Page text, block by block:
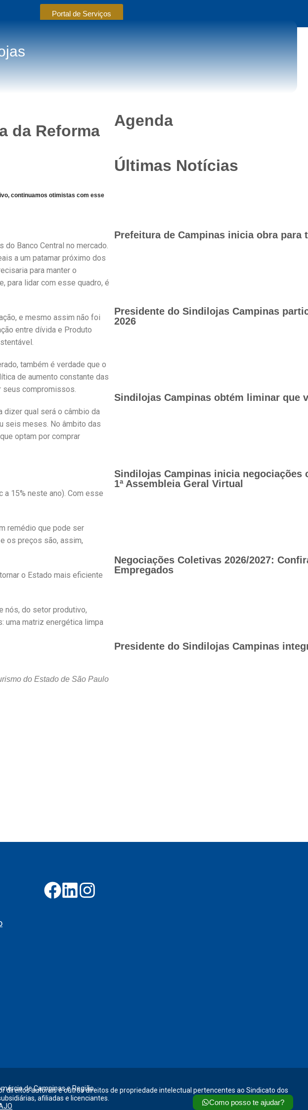
Portal de Serviços
Como posso te ajudar?
da Reforma
continuamos otimistas com esse
Banco Central no mercado.
a um patamar próximo dos
para manter o
para lidar com esse quadro, é
e mesmo assim não foi
entre dívida e Produto
também é verdade que o
de aumento constante das
seus compromissos.
dizer qual será o câmbio da
seis meses. No âmbito das
optam por comprar
a 15% neste ano). Com esse
remédio que pode ser
os preços são, assim,
o Estado mais eficiente
nós, do setor produtivo,
uma matriz energética limpa
do Estado de São Paulo
Agenda
Últimas Notícias
Prefeitura de Campinas inicia obra para
Presidente do Sindilojas Campinas
2026
Sindilojas Campinas obtém liminar que
Sindilojas Campinas inicia negociações
1ª Assembleia Geral Virtual
Negociações Coletivas 2026/2027:
Empregados
Presidente do Sindilojas Campinas
de Campinas e Região.
direitos autorais e outros direitos de propriedade intelectual pertencentes ao Sindicato dos
afiliadas e licenciantes.